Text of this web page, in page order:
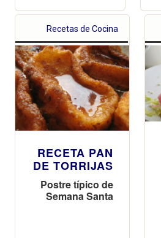
Recetas de Cocina
RECETA PAN
DE TORRIJAS
Postre típico de
Semana Santa